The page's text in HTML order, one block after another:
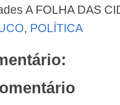
A FOLHA DAS
, POLÍTICA